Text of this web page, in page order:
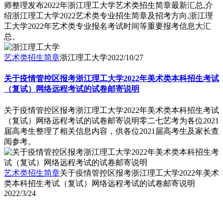
师整理发布2022年浙江理工大学艺术类招生简章最新汇总,介
绍浙江理工大学2022艺术类专业招生简章及招考方向,浙江理
工大学2022年艺术类专业报名考试时间等重要报考信息大汇
总。
艺术类招生简章浙江理工大学2022/10/27
关于疫情管控区报考浙江理工大学2022年美术类本科招生考试
（复试）网络远程考试的试卷邮寄说明
关于疫情管控区报考浙江理工大学2022年美术类本科招生考试
（复试）网络远程考试的试卷邮寄说明零二七艺考为各位2021
届高考生整理了相关信息内容，供各位2021届高考生及家长查
阅参考。
艺术类招生简章关于疫情管控区报考浙江理工大学2022年美术
类本科招生考试（复试）网络远程考试的试卷邮寄说明
2022/3/24